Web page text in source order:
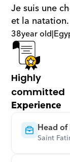
Je suis une
et la natation.
38year old|
Highly
committed
Experience
Head
Saint